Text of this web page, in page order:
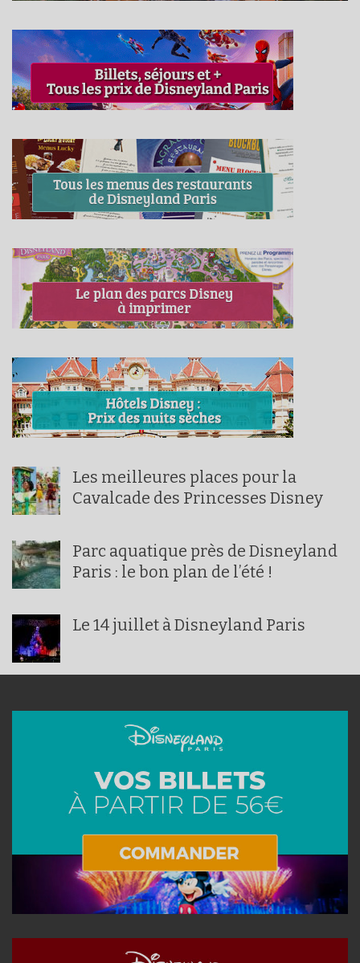
Les meilleures places pour la
Cavalcade des Princesses Disney
Parc aquatique près de Disneyland
Paris : le bon plan de l’été !
Le 14 juillet à Disneyland Paris